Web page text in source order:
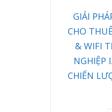
GIẢI
CHO
& WIFI
NGHIỆP
CHIẾN